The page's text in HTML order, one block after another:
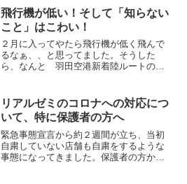
日の回数やルーティンをしっかり決めて
守っているです。毎日 単...
飛行機が低い！そして「知らない
こと」はこわい！
２月に入ってやたら飛行機が低く飛んで
るなぁ、、と思ってました。そうした
ら、なんと 羽田空港新着陸ルートの試
か非日常感漂っていて好きでしたが、3月
11日から本格運用され...
リアルゼミのコロナへの対応につ
いて、特に保護者の方へ
緊急事態宣言から約２週間が立ち、当初
自粛していない店舗も自粛をするような
事態になってきました。保護者の方から